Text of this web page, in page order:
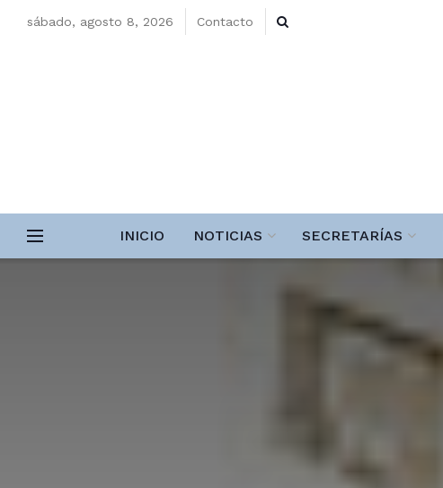
sábado, agosto 8, 2026 Contacto
INICIO NOTICIAS SECRETARÍAS